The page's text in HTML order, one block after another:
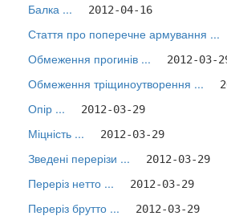
Балка ... 2012-04-16
Стаття про поперечне армування ...
Обмеження прогинів ... 2012-03-
Обмеження тріщиноутворення ...
Опір ... 2012-03-29
Міцність ... 2012-03-29
Зведені перерізи ... 2012-03-29
Переріз нетто ... 2012-03-29
Переріз брутто ... 2012-03-29